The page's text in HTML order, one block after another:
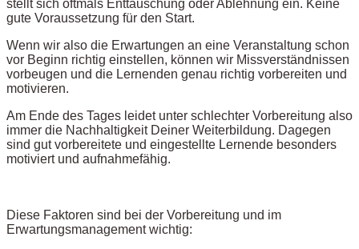
stellt sich oftmals Enttäuschung oder Ablehnung ein. Keine
gute Voraussetzung für den Start.
Wenn wir also die Erwartungen an eine Veranstaltung schon
vor Beginn richtig einstellen, können wir Missverständnissen
vorbeugen und die Lernenden genau richtig vorbereiten und
motivieren.
Am Ende des Tages leidet unter schlechter Vorbereitung also
immer die Nachhaltigkeit Deiner Weiterbildung. Dagegen
sind gut vorbereitete und eingestellte Lernende besonders
motiviert und aufnahmefähig.
Diese Faktoren sind bei der Vorbereitung und im
Erwartungsmanagement wichtig: